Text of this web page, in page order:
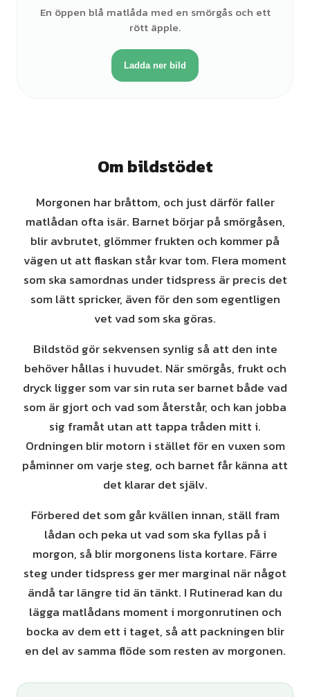
En öppen blå matlåda med en smörgås och ett
rött äpple.
Ladda ner bild
Om bildstödet
Morgonen har bråttom, och just därför faller
matlådan ofta isär. Barnet börjar på smörgåsen,
blir avbrutet, glömmer frukten och kommer på
vägen ut att flaskan står kvar tom. Flera moment
som ska samordnas under tidspress är precis det
som lätt spricker, även för den som egentligen
vet vad som ska göras.
Bildstöd gör sekvensen synlig så att den inte
behöver hållas i huvudet. När smörgås, frukt och
dryck ligger som var sin ruta ser barnet både vad
som är gjort och vad som återstår, och kan jobba
sig framåt utan att tappa tråden mitt i.
Ordningen blir motorn i stället för en vuxen som
påminner om varje steg, och barnet får känna att
det klarar det själv.
Förbered det som går kvällen innan, ställ fram
lådan och peka ut vad som ska fyllas på i
morgon, så blir morgonens lista kortare. Färre
steg under tidspress ger mer marginal när något
ändå tar längre tid än tänkt. I Rutinerad kan du
lägga matlådans moment i morgonrutinen och
bocka av dem ett i taget, så att packningen blir
en del av samma flöde som resten av morgonen.